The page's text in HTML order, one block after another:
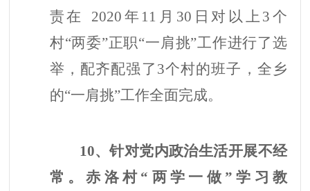
责在
2020年11月30日对以上3个
村“两委”正职“一肩挑”工作进行了选
举，配齐配强了3个村的班子，全乡
的“一肩挑”工作全面完成。
10、针对党内政治生活开展不经
常。赤洛村“两学一做”学习教